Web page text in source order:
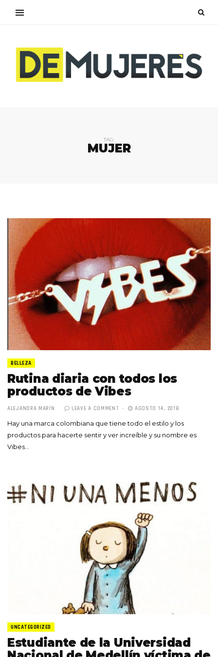
TAG:
MUJER
BELLEZA
Rutina diaria con todos los
productos de Vibes
ALEJANDRA MARÍN LEAVE A COMMENT AGOSTO 14, 2018
Hay una marca colombiana que tiene todo el estilo y los
productos para hacerte sentir y ver increíble y su nombre es
Vibes…
UNCATEGORIZED
Estudiante de la Universidad